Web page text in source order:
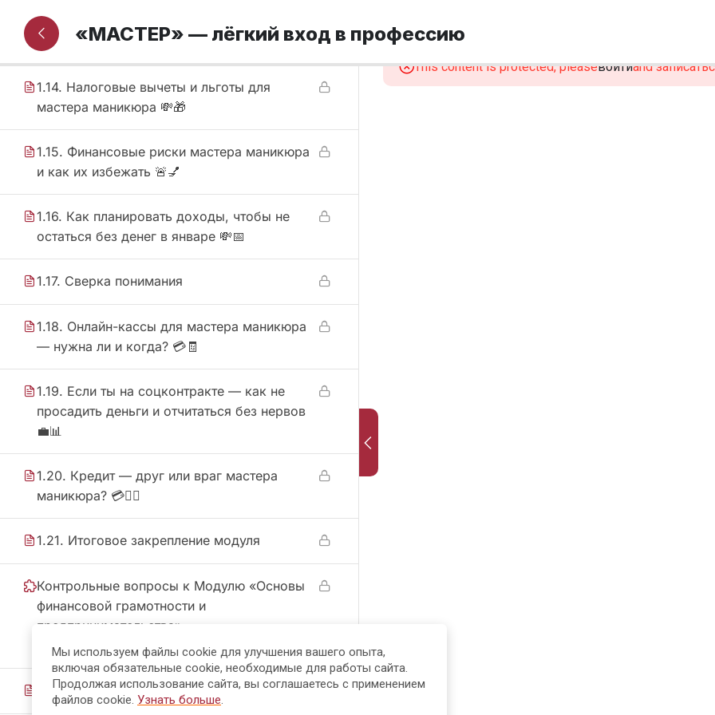
1.13. Личные налоги мастера маникюра —
что важно знать? 🚗🏠
1.14. Налоговые вычеты и льготы для
мастера маникюра 💸🎁
1.15. Финансовые риски мастера маникюра
и как их избежать 🚨💅
1.16. Как планировать доходы, чтобы не
остаться без денег в январе 💸📅
1.17. Сверка понимания
1.18. Онлайн-кассы для мастера маникюра
— нужна ли и когда? 💳🧾
1.19. Если ты на соцконтракте — как не
просадить деньги и отчитаться без нервов
💼📊
1.20. Кредит — друг или враг мастера
маникюра? 💳🤷‍♀️
1.21. Итоговое закрепление модуля
Контрольные вопросы к Модулю «Основы
финансовой грамотности и
предпринимательства»
10 Questions
Проверь себя: термины урока
«МАСТЕР» — лёгкий вход в профессию
This content is protected, pleaseвойтиand
Мы используем файлы cookie для улучшения вашего опыта,
включая обязательные cookie, необходимые для работы сайта.
Продолжая использование сайта, вы соглашаетесь с применением
файлов cookie. Узнать больше.